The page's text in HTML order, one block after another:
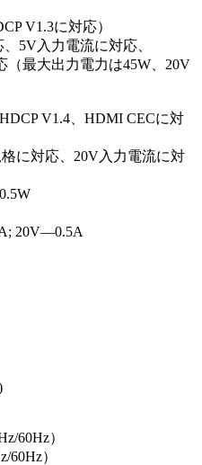
V1.3に対応）
5V入力電流に対応、
（最大出力電力は45W、20V
V1.4、HDMI CECに対
に対応、20V入力電流に対
20V—0.5A
60Hz）
60Hz）